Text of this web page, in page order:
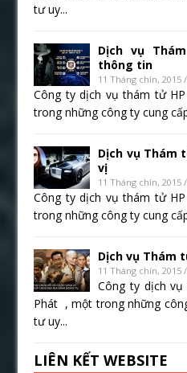
tư uy...
Dịch vụ
thông tin
11 Tháng chín, 2015
Công ty dịch vụ thám tử
trong những công ty cung
Dịch vụ Thám
vị
11 Tháng chín, 2015
Công ty dịch vụ thám tử
trong những công ty cung
Dịch vụ Thám
11 Tháng chín, 2015
Công ty dịch
Phát , một trong những
tư uy...
LIÊN KẾT WEBSITE